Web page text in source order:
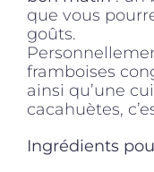
Offres
que vous
goûts.
framboises
ainsi qu’une
cacahuètes,
Ingrédients